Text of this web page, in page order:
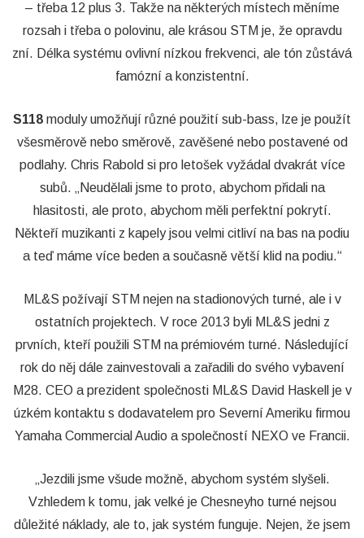
– třeba 12 plus 3. Takže na některých místech měníme
rozsah i třeba o polovinu, ale krásou STM je, že opravdu
zní. Délka systému ovlivní nízkou frekvenci, ale tón zůstává
famózní a konzistentní.
S118 moduly umožňují různé použití sub-bass, lze je použít
všesměrově nebo směrově, zavěšené nebo postavené od
podlahy. Chris Rabold si pro letošek vyžádal dvakrát více
subů. „Neudělali jsme to proto, abychom přidali na
hlasitosti, ale proto, abychom měli perfektní pokrytí.
Někteří muzikanti z kapely jsou velmi citliví na bas na podiu
a teď máme více beden a současně větší klid na podiu.“
ML&S požívají STM nejen na stadionových turné, ale i v
ostatních projektech. V roce 2013 byli ML&S jedni z
prvních, kteří použili STM na prémiovém turné. Následující
rok do něj dále zainvestovali a zařadili do svého vybavení
M28. CEO a prezident společnosti ML&S David Haskell je v
úzkém kontaktu s dodavatelem pro Severní Ameriku firmou
Yamaha Commercial Audio a společností NEXO ve Francii.
„Jezdili jsme všude možně, abychom systém slyšeli.
Vzhledem k tomu, jak velké je Chesneyho turné nejsou
důležité náklady, ale to, jak systém funguje. Nejen, že jsem